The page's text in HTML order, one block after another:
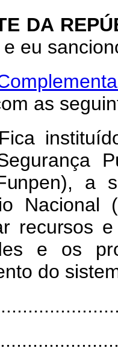
DA
eu
as
Fica
, a
Nacional
r recursos
s e os
do